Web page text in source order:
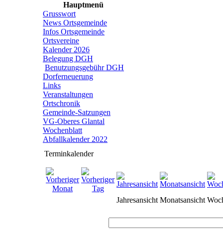
Hauptmenü
Grusswort
News Ortsgemeinde
Infos Ortsgemeinde
Ortsvereine
Kalender 2026
Belegung DGH
Benutzungsgebühr DGH
Dorferneuerung
Links
Veranstaltungen
Ortschronik
Gemeinde-Satzungen
VG-Oberes Glantal
Wochenblatt
Abfallkalender 2022
Terminkalender
Jahresansicht Monatsansicht